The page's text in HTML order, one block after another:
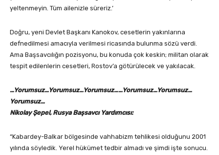
yeltenmeyin. Tüm ailenizle süreriz.’
Doğru, yeni Devlet Başkanı Kanokov, cesetlerin yakınlarına
defnedilmesi amacıyla verilmesi ricasında bulunma sözü verdi.
Ama Başsavcılığın pozisyonu, bu konuda çok keskin; militan olarak
tespit edilenlerin cesetleri, Rostov’a götürülecek ve yakılacak.
…Yorumsuz…Yorumsuz…Yorumsuz……Yorumsuz…Yorumsuz…
Yorumsuz…
Nikolay Şepel, Rusya Başsavcı Yardımcısı:
“Kabardey-Balkar bölgesinde vahhabizm tehlikesi olduğunu 2001
yılında söyledik. Yerel hükümet tedbir almadı ve şimdi işte sonucu.